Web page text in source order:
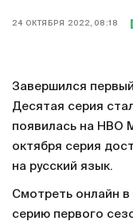
24 ОКТЯБРЯ 2022, 08:18
Завершился
Десятая серия
появилась на HBO
октября серия
на русский язык.
Смотреть онлайн
серию первого